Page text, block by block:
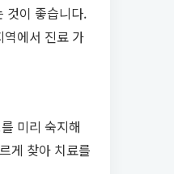
것이 좋습니다.
에서 진료 가
미리 숙지해
게 찾아 치료를